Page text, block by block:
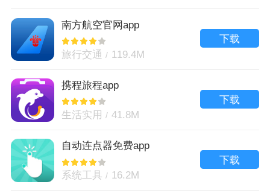
南方航空官网app
旅行交通 119.4M
下载
携程旅程app
生活实用 41.8M
下载
自动连点器免费app
系统工具 16.2M
下载